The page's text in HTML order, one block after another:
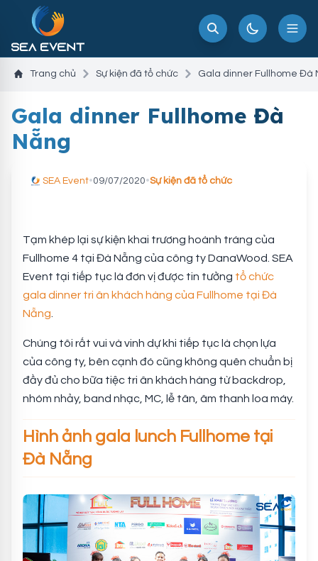
Trang chủ Sự kiện đã tổ chức Gala dinner Fullhome Đà
Gala dinner Fullhome Đà
Nẵng
SEA Event•09/07/2020•Sự kiện đã tổ chức
Tạm khép lại sự kiện khai trương hoành tráng của
Fullhome 4 tại Đà Nẵng của công ty DanaWood. SEA
Event tại tiếp tục là đơn vị được tin tưởng tổ chức
gala dinner tri ân khách hàng của Fullhome tại Đà
Nẵng
Chúng tôi rất vui và vinh dự khi tiếp tục là chọn lựa
của công ty, bên cạnh đó cũng không quên chuẩn bị
đầy đủ cho bữa tiệc tri ân khách hàng từ backdrop,
nhóm nhảy, band nhạc, MC, lễ tân, âm thanh loa máy.
Hình ảnh gala lunch Fullhome tại
Đà Nẵng